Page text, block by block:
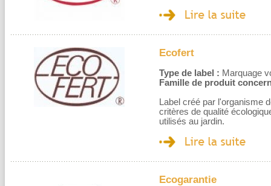
Ecofert
Type de label : Marquage
Famille de produit
Label créé par l'organisme
critères de qualité
utilisés au jardin.
Ecogarantie